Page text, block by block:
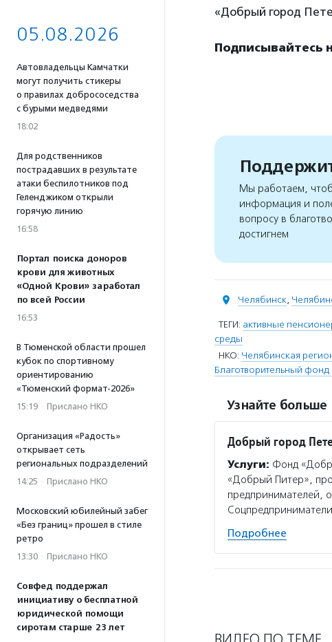
05.08.2026
Автовладельцы Камчатки
могут получить стикеры
о правилах добрососедства
с бурыми медведями
18:02
Для родственников
пострадавших в результате
атаки беспилотников под
Геленджиком открыли
горячую линию
16:58
Портал поиска доноров
крови для животных
«Одной Крови» заработал
по всей России
16:53
В Тюменской области прошел
кубок по спортивному
ориентированию
«Тюменский формат-2026»
15:19 · Прислано НКО
Организация «Радость»
открывает сеть
региональных подразделений
14:25 · Прислано НКО
Московский юбилейный забег
«Без границ» прошел в стиле
ретро
13:30 · Прислано НКО
Совфед поддержал
инициативу о бесплатной
юридической помощи
сиротам старше 23 лет
«Добрый город
Подписывайтесь
Мы работаем,
информация и
вопросу в
достигнем
Челябинск,
ТЕГИ: активные
среды
НКО: Челябинская
Благотворительный
Узнайте больше
Добрый город
Услуги: Фонд
«Добрый Питер»,
предпринимателей,
Подробнее